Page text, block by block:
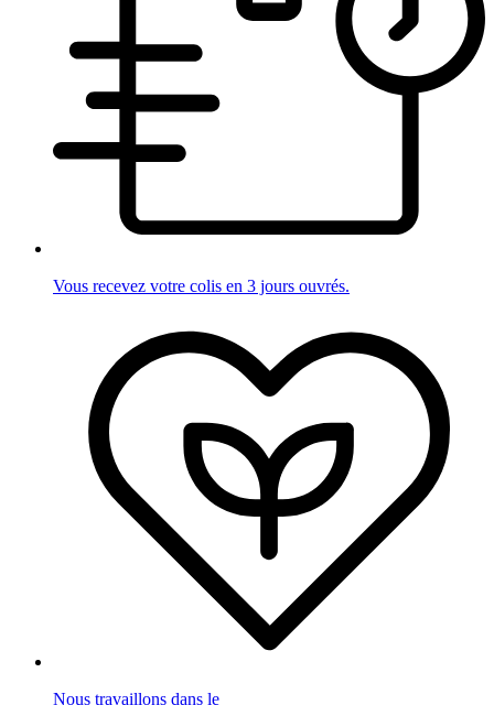
Vous recevez votre colis en 3 jours ouvrés.
Nous travaillons dans le